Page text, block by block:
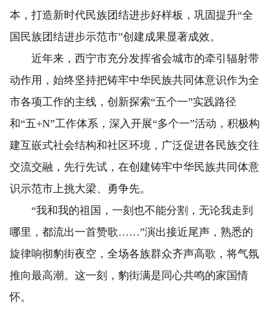
本，打造新时代民族团结进步好样板，巩固提升“全
国民族团结进步示范市”创建成果显著成效。
近年来，西宁市充分发挥省会城市的牵引辐射带
动作用，始终坚持把铸牢中华民族共同体意识作为全
市各项工作的主线，创新探索“五个一”实践路径
和“五+N”工作体系，深入开展“多个一”活动，积极构
建互嵌式社会结构和社区环境，广泛促进各民族交往
交流交融，先行先试，在创建铸牢中华民族共同体意
识示范市上挑大梁、勇争先。
“我和我的祖国，一刻也不能分割，无论我走到
哪里，都流出一首赞歌……”演出接近尾声，熟悉的
旋律响彻豹街夜空，全场各族群众齐声高歌，将气氛
推向最高潮。这一刻，豹街满是同心共鸣的家国情
怀。